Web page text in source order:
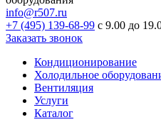
info@r507.ru
+7 (495) 139-68-99 с 9.00 до
Заказать звонок
Кондиционирование
Холодильное
Вентиляция
Услуги
Каталог